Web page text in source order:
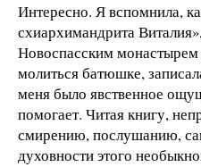
Интересно. Я вспомнила,
схиархимандрита
Новоспасским монастырем
молиться батюшке,
меня было явственное
помогает. Читая книгу,
смирению, послушанию,
духовности этого